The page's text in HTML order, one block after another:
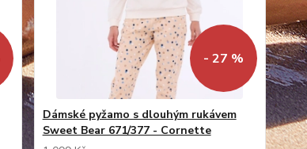
- 27 %
Dámské pyžamo s dlouhým rukávem
Sweet Bear 671/377 - Cornette